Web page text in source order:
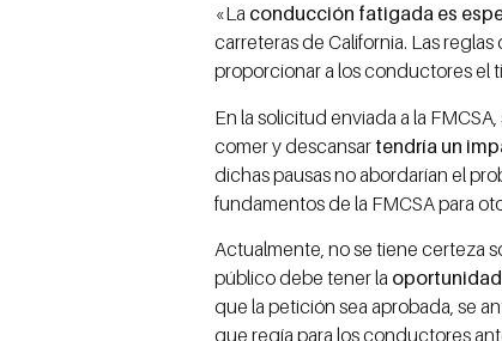
«La conducción fatigada es
carreteras de California. Las
proporcionar a los conductores el
En la solicitud enviada a la
comer y descansar tendría un
dichas pausas no abordarían el
fundamentos de la FMCSA para
Actualmente, no se tiene certeza
público debe tener la oportunidad
que la petición sea aprobada, se
que regía para los conductores